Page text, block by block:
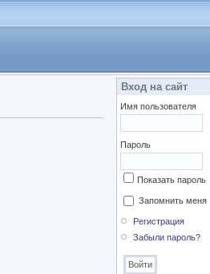
Вход на сайт
Имя пользователя
Пароль
Показать пароль
Запомнить меня
Регистрация
Забыли пароль?